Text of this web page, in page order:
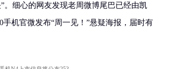
。细心的网友发现老周微博尾巴已经由凯
机官微发布“周一见！”悬疑海报，届时有